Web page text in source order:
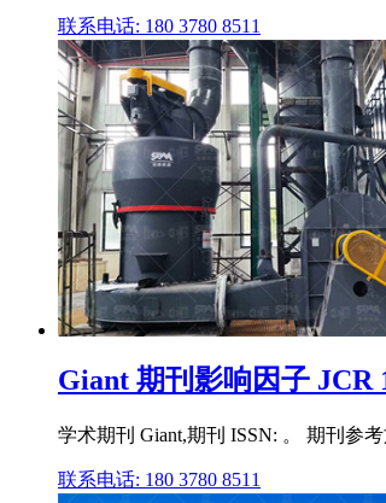
联系电话: 180 3780 8511
Giant 期刊影响因子 JCR
学术期刊 Giant,期刊 ISSN: 。 期刊参
联系电话: 180 3780 8511